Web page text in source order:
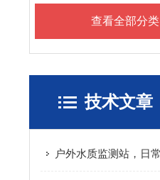
查看全部分类
技术文章